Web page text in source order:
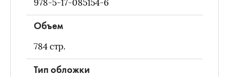
978-5-17-085154-6
Объем
784стр.
Тип обложки